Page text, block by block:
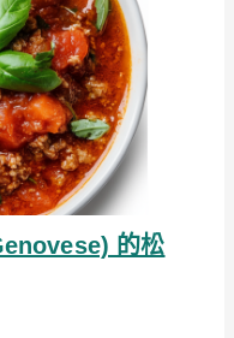
的松